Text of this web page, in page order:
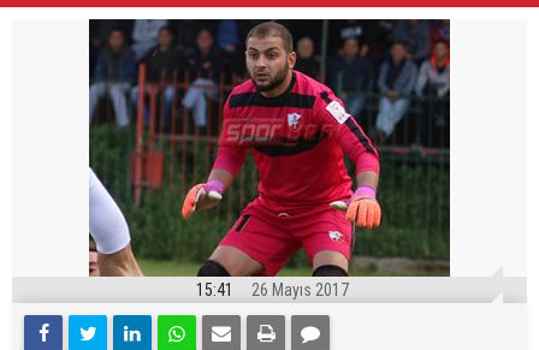
15:41 26 Mayıs 2017